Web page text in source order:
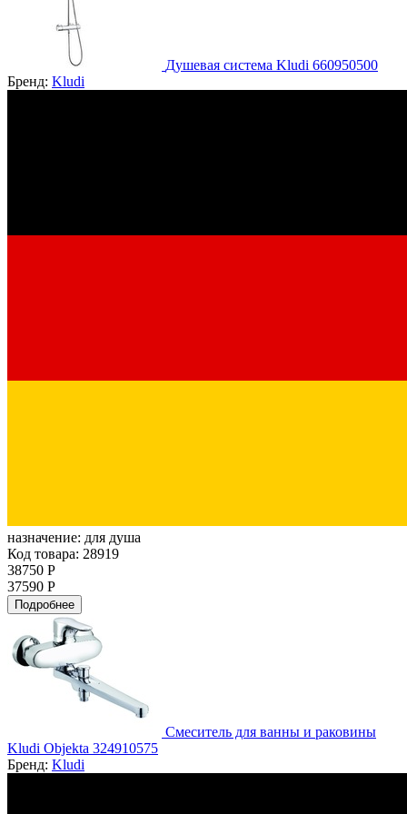
Душевая система Kludi 660950500
Бренд: Kludi
назначение: для душа
Код товара: 28919
38750 Р
37590 Р
Подробнее
Смеситель для ванны и раковины
Kludi Objekta 324910575
Бренд: Kludi